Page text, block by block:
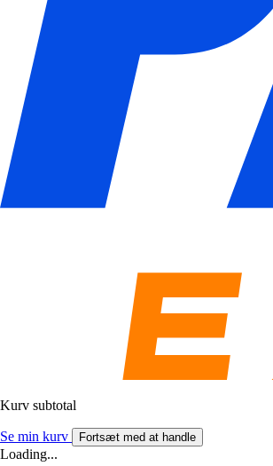
Kurv subtotal
Se min kurv Fortsæt med at handle
Loading...